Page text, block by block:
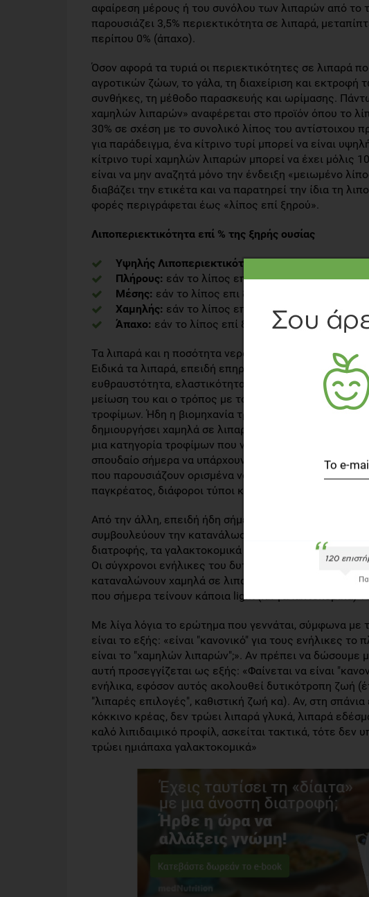
αφαίρεση μέρους ή του συνόλου των λιπαρών από το
παρουσιάζει 3,5% περιεκτικότητα σε λιπαρά,
περίπου 0% (άπαχο).
Όσον αφορά τα τυριά οι περιεκτικότητες σε λιπαρά
αγροτικών ζώων, το γάλα, τη διαχείριση και εκτροφή
συνθήκες, τη μέθοδο παρασκευής και ωρίμασης.
χαμηλών λιπαρών» αναφέρεται στο προϊόν όπου το
30% σε σχέση με το συνολικό λίπος του αντίστοιχου
για παράδειγμα, ένα κίτρινο τυρί μπορεί να είναι
κίτρινο τυρί χαμηλών λιπαρών μπορεί να έχει μόλις
είναι να μην αναζητά μόνο την ένδειξη «μειωμένο
διαβάζει την ετικέτα και να παρατηρεί την ίδια τη
φορές περιγράφεται έως «λίπος επί ξηρού».
Λιποπεριεκτικότητα επί % της ξηρής ουσίας
Υψηλής Λιποπεριεκτικότητας:εάν το λίπος επι
Πλήρους: εάν το λίπος επί ξηρού είναι <60% και
Μέσης: εάν το λίπος επι ξηρού είναι <45% και
Χαμηλής: εάν το λίπος επί ξηρού είναι <25% και
Άπαχο: εάν το λίπος επί ξηρού είναι <10%
Τα λιπαρά και η ποσότητα νερού (υγρασία) των τυριών
Ειδικά τα λιπαρά, επειδή επηρεάζουν τη γεύση, το
ευθραυστότητα, ελαστικότητα, προσκόλληση,
μείωση του και ο τρόπος με τον οποίο γίνεται ...έχει
τροφίμων. Ήδη η βιομηχανία τροφίμων, λόγω και των
δημιουργήσει χαμηλά σε λιπαρά τυριά εξαρχής («εκ
μια κατηγορία τροφίμων που ναι μεν είναι εύγευστη
σπουδαίο σήμερα να υπάρχουν καλής ποιότητας και
που παρουσιάζουν ορισμένα νοσήματα (διαβήτης,
παγκρέατος, διάφοροι τύποι καρκίνου κα).
Από την άλλη, επειδή ήδη σήμερα οι συστάσεις από
συμβουλεύουν την κατανάλωση χαμηλών σε λιπαρά
διατροφής, τα γαλακτοκομικά και τα τυριά χαμηλών
Οι σύγχρονοι ενήλικες του δυτικού κόσμου, αλλά και
καταναλώνουν χαμηλά σε λιπαρά γαλακτοκομικά, ως
που σήμερα τείνουν κάποια light (πχ γαλακτοκομικά)
Με λίγα λόγια το ερώτημα που γεννάται, σύμφωνα με
είναι το εξής: «είναι "κανονικό" για τους ενήλικες
είναι το "χαμηλών λιπαρών";». Αν πρέπει να δώσουμε
αυτή προσεγγίζεται ως εξής: «Φαίνεται να είναι
ενήλικα, εφόσον αυτός ακολουθεί δυτικότροπη ζωή
"λιπαρές επιλογές", καθιστική ζωή κα). Αν, στη
κόκκινο κρέας, δεν τρώει λιπαρά γλυκά, λιπαρά
καλό λιπιδαιμικό προφίλ, ασκείται τακτικά, τότε δεν
τρώει ημιάπαχα γαλακτοκομικά»